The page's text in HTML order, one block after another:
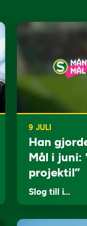
9 JULI
Han
Mål i juni:
projektil”
Slog till i…